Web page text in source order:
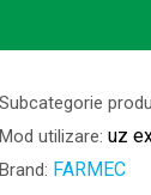
Subcategorie
Mod utilizare: uz
Brand: FARMEC